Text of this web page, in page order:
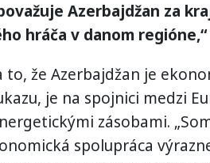
Azerbajdžan za
hráča v danom regióne,“
to, že Azerbajdžan je
je na spojnici medzi
zásobami.
spolupráca